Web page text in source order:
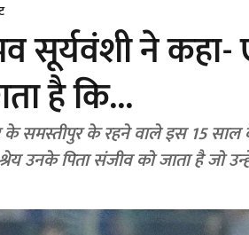
सूर्यवंशी ने
है कि...
के समस्तीपुर के रहने वाले इस 15
उनके पिता संजीव को जाता है जो